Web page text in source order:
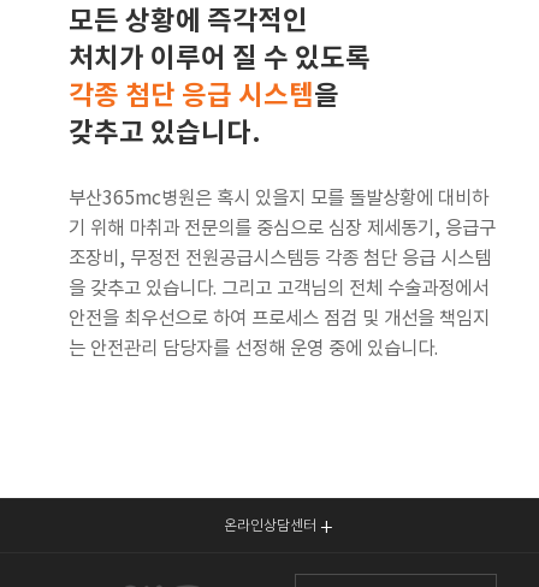
모든 상황에 즉각적인
처치가 이루어 질 수 있도록
각종 첨단 응급 시스템을
갖추고 있습니다.
부산365mc병원은 혹시 있을지 모를 돌발상황에 대비하
기 위해 마취과 전문의를 중심으로 심장 제세동기, 응급구
조장비, 무정전 전원공급시스템등 각종 첨단 응급 시스템
을 갖추고 있습니다. 그리고 고객님의 전체 수술과정에서
안전을 최우선으로 하여 프로세스 점검 및 개선을 책임지
는 안전관리 담당자를 선정해 운영 중에 있습니다.
온라인상담센터